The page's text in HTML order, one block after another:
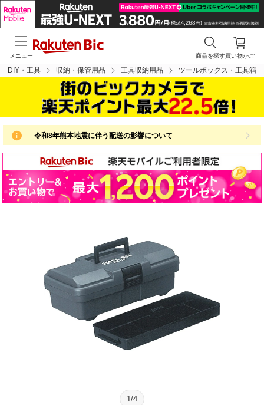
買い物かご
商品を探す
メニュー
DIY・工具 収納・保管用品 工具収納用品 ツールボックス・工具箱
令和8年熊本地震に伴う配送の影響について
1 /4